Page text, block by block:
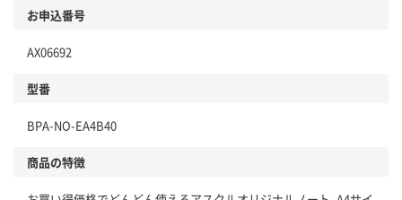
商品
本体
仕組
お申込番号
AX06692
型番
BPA-NO-EA4B40
商品の特徴